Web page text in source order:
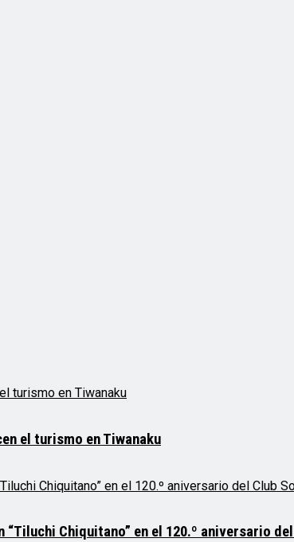
el turismo en Tiwanaku
Chiquitano” en el 120.º aniversario